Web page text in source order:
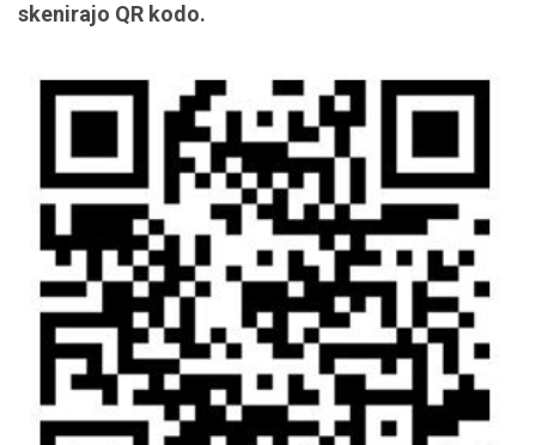
skenirajo QR kodo.